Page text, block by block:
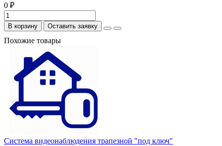
0 ₽
В корзину Оставить заявку
Похожие товары
Система видеонаблюдения трапезной "под ключ"